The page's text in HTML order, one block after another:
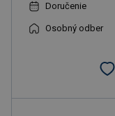
Doručenie
Osobný odber